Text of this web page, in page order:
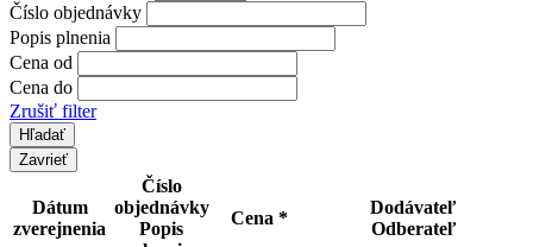
Číslo objednávky
Popis plnenia
Cena od
Cena do
Zrušiť filter
Zavrieť
Dátum
zverejnenia
Číslo
objednávky
Popis
Cena *
Dodávateľ
Odberateľ